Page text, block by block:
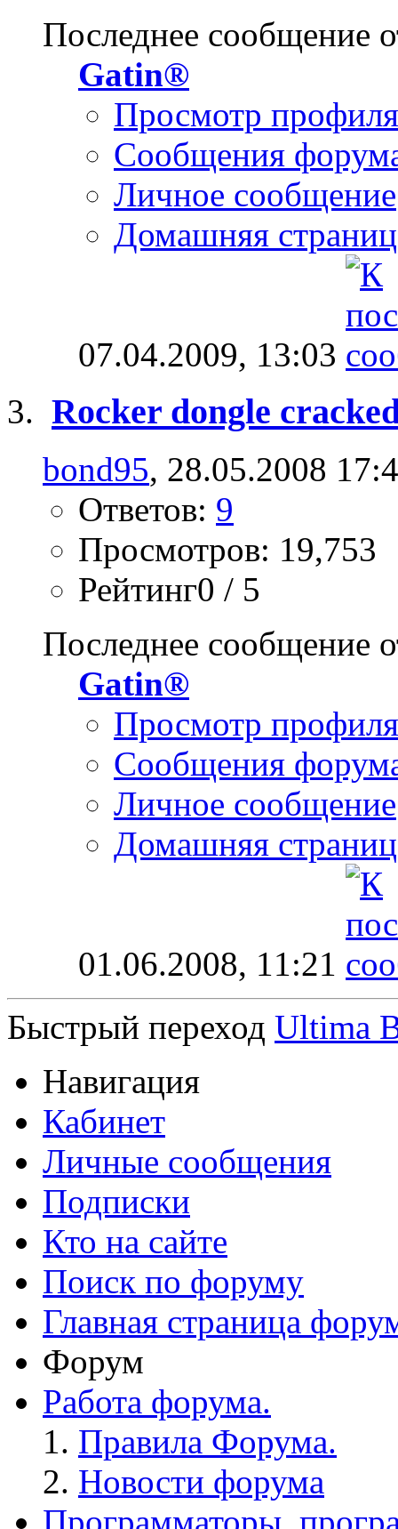
Последнее сообщение
Gatin®
Просмотр профиля
Сообщения
Личное сообщение
Домашняя
07.04.2009, 13:03
Rocker dongle
bond95, 28.05.2008
Ответов: 9
Просмотров: 19,753
Рейтинг0 / 5
Последнее сообщение
Gatin®
Просмотр профиля
Сообщения
Личное сообщение
Домашняя
01.06.2008, 11:21
Быстрый переход Ultima
Навигация
Кабинет
Личные сообщения
Подписки
Кто на сайте
Поиск по форуму
Главная страница
Форум
Работа форума.
Правила Форума.
Новости форума